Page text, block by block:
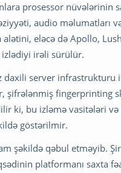
prosessor nüvələrinin
audio məlumatları
alətini, eləcə də Apollo,
irəli sürülür.
daxili server
şifrələnmiş fingerprinting
ki, bu izləmə vasitələri
göstərilmir.
şəkildə qəbul etməyib.
platformanı saxta